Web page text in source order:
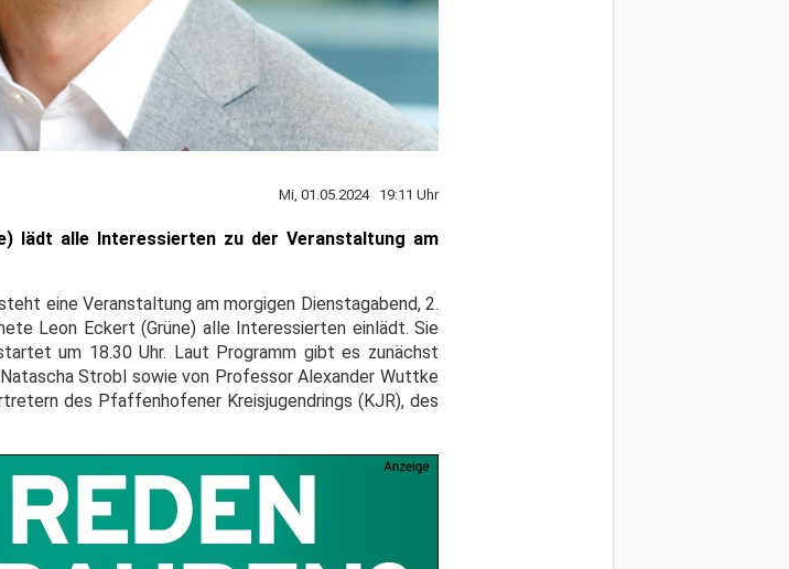
Mi, 01.05.2024 19:11 Uhr
lädt alle Interessierten zu der Veranstaltung am
eine Veranstaltung am morgigen Dienstagabend, 2.
Leon Eckert (Grüne) alle Interessierten einlädt. Sie
um 18.30 Uhr. Laut Programm gibt es zunächst
Strobl sowie von Professor Alexander Wuttke
des Pfaffenhofener Kreisjugendrings (KJR), des